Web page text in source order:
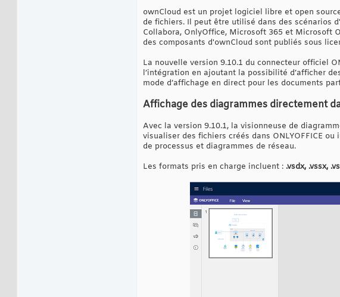
ownCloud est un projet logiciel libre et open
de fichiers. Il peut être utilisé dans des scénarios
Collabora, OnlyOffice, Microsoft 365 et Microsoft
des composants d'ownCloud sont publiés sous
La nouvelle version 9.10.1 du connecteur officiel
l’intégration en ajoutant la possibilité d’afficher
mode d’affichage en direct pour les documents
Affichage des diagrammes directement
Avec la version 9.10.1, la visionneuse de
visualiser des fichiers créés dans ONLYOFFICE
de processus et diagrammes de réseau.
Les formats pris en charge incluent : .vsdx, .vssx,